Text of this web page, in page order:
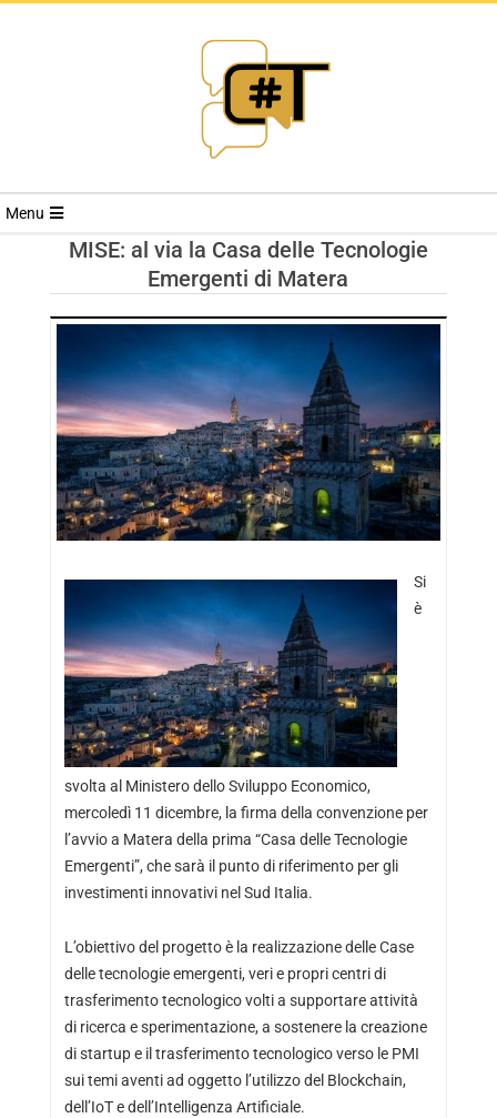
RIVISTA
TRENDS
Menu
MISE: al via la Casa delle Tecnologie
Emergenti di Matera
Si
è
svolta al Ministero dello Sviluppo Economico,
mercoledì 11 dicembre, la firma della convenzione per
l’avvio a Matera della prima “Casa delle Tecnologie
Emergenti”, che sarà il punto di riferimento per gli
investimenti innovativi nel Sud Italia.
L’obiettivo del progetto è la realizzazione delle Case
delle tecnologie emergenti, veri e propri centri di
trasferimento tecnologico volti a supportare attività
di ricerca e sperimentazione, a sostenere la creazione
di startup e il trasferimento tecnologico verso le PMI
sui temi aventi ad oggetto l’utilizzo del Blockchain,
dell’IoT e dell’Intelligenza Artificiale.